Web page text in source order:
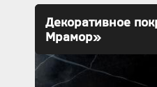
Декоративное
Мрамор»